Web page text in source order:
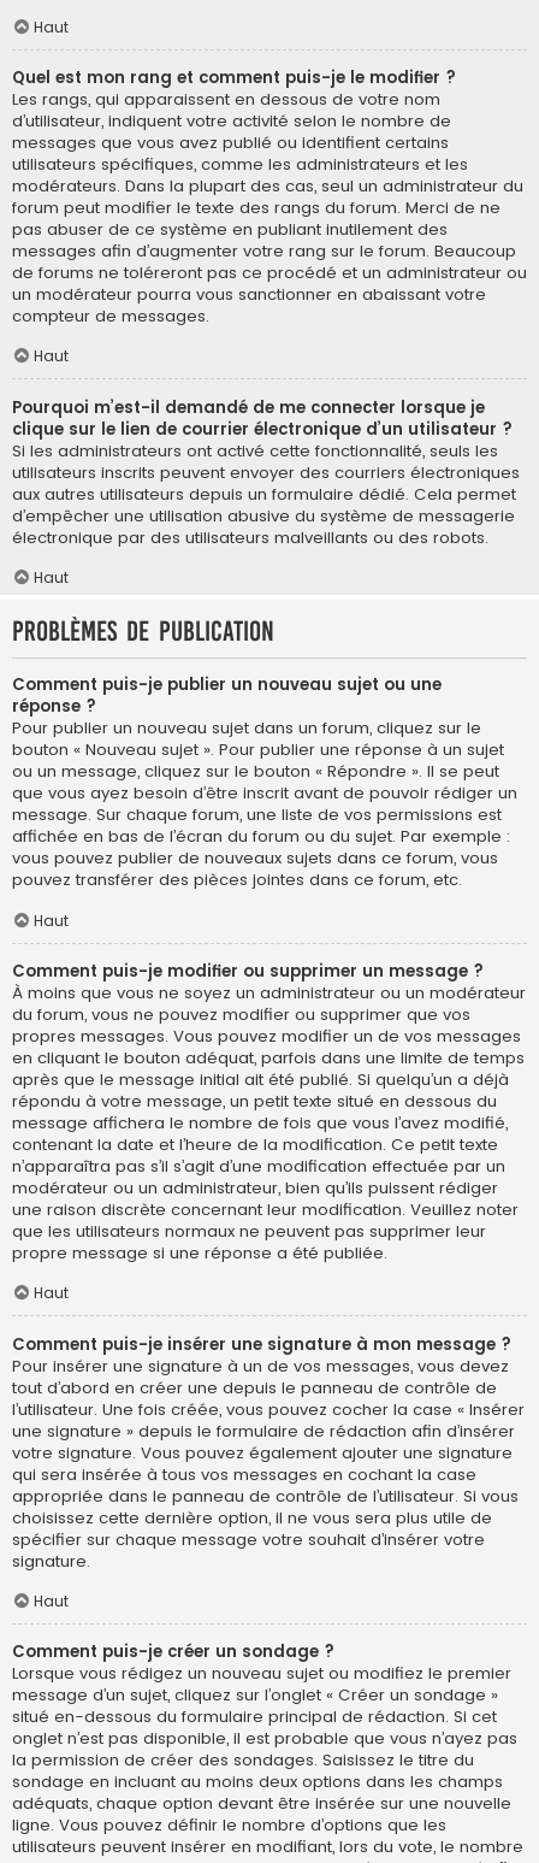
Haut
Quel est mon rang et comment puis-je le modifier ?
Les rangs, qui apparaissent en dessous de votre nom
d’utilisateur, indiquent votre activité selon le nombre de
messages que vous avez publié ou identifient certains
utilisateurs spécifiques, comme les administrateurs et les
modérateurs. Dans la plupart des cas, seul un administrateur du
forum peut modifier le texte des rangs du forum. Merci de ne
pas abuser de ce système en publiant inutilement des
messages afin d’augmenter votre rang sur le forum. Beaucoup
de forums ne toléreront pas ce procédé et un administrateur ou
un modérateur pourra vous sanctionner en abaissant votre
compteur de messages.
Haut
Pourquoi m’est-il demandé de me connecter lorsque je
clique sur le lien de courrier électronique d’un utilisateur ?
Si les administrateurs ont activé cette fonctionnalité, seuls les
utilisateurs inscrits peuvent envoyer des courriers électroniques
aux autres utilisateurs depuis un formulaire dédié. Cela permet
d’empêcher une utilisation abusive du système de messagerie
électronique par des utilisateurs malveillants ou des robots.
Haut
Problèmes de publication
Comment puis-je publier un nouveau sujet ou une
réponse ?
Pour publier un nouveau sujet dans un forum, cliquez sur le
bouton « Nouveau sujet ». Pour publier une réponse à un sujet
ou un message, cliquez sur le bouton « Répondre ». Il se peut
que vous ayez besoin d’être inscrit avant de pouvoir rédiger un
message. Sur chaque forum, une liste de vos permissions est
affichée en bas de l’écran du forum ou du sujet. Par exemple :
vous pouvez publier de nouveaux sujets dans ce forum, vous
pouvez transférer des pièces jointes dans ce forum, etc.
Haut
Comment puis-je modifier ou supprimer un message ?
À moins que vous ne soyez un administrateur ou un modérateur
du forum, vous ne pouvez modifier ou supprimer que vos
propres messages. Vous pouvez modifier un de vos messages
en cliquant le bouton adéquat, parfois dans une limite de temps
après que le message initial ait été publié. Si quelqu’un a déjà
répondu à votre message, un petit texte situé en dessous du
message affichera le nombre de fois que vous l’avez modifié,
contenant la date et l’heure de la modification. Ce petit texte
n’apparaîtra pas s’il s’agit d’une modification effectuée par un
modérateur ou un administrateur, bien qu’ils puissent rédiger
une raison discrète concernant leur modification. Veuillez noter
que les utilisateurs normaux ne peuvent pas supprimer leur
propre message si une réponse a été publiée.
Haut
Comment puis-je insérer une signature à mon message ?
Pour insérer une signature à un de vos messages, vous devez
tout d’abord en créer une depuis le panneau de contrôle de
l’utilisateur. Une fois créée, vous pouvez cocher la case « Insérer
une signature » depuis le formulaire de rédaction afin d’insérer
votre signature. Vous pouvez également ajouter une signature
qui sera insérée à tous vos messages en cochant la case
appropriée dans le panneau de contrôle de l’utilisateur. Si vous
choisissez cette dernière option, il ne vous sera plus utile de
spécifier sur chaque message votre souhait d’insérer votre
signature.
Haut
Comment puis-je créer un sondage ?
Lorsque vous rédigez un nouveau sujet ou modifiez le premier
message d’un sujet, cliquez sur l’onglet « Créer un sondage »
situé en-dessous du formulaire principal de rédaction. Si cet
onglet n’est pas disponible, il est probable que vous n’ayez pas
la permission de créer des sondages. Saisissez le titre du
sondage en incluant au moins deux options dans les champs
adéquats, chaque option devant être insérée sur une nouvelle
ligne. Vous pouvez définir le nombre d’options que les
utilisateurs peuvent insérer en modifiant, lors du vote, le nombre